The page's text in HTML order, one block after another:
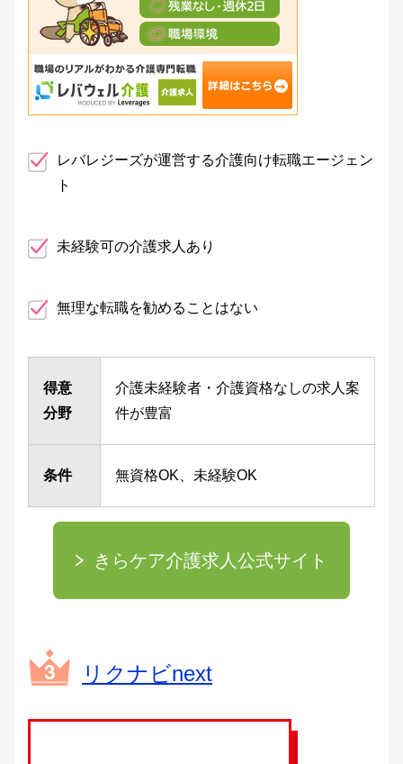
レバレジーズが運営する介護向け転職エージェン
ト
未経験可の介護求人あり
無理な転職を勧めることはない
得意
分野
介護未経験者・介護資格なしの求人案
件が豊富
条件 無資格OK、未経験OK
きらケア介護求人公式サイト
リクナビnext